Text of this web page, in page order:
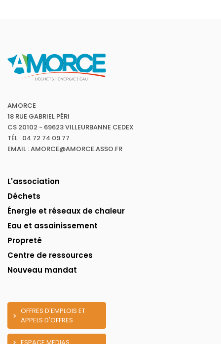
AMORCE
18 RUE GABRIEL PÉRI
CS 20102 - 69623 VILLEURBANNE CEDEX
TÉL : 04 72 74 09 77
EMAIL : AMORCE@AMORCE.ASSO.FR
L'association
Déchets
Énergie et réseaux de chaleur
Eau et assainissement
Propreté
Centre de ressources
Nouveau mandat
OFFRES D'EMPLOIS ET
APPELS D'OFFRES